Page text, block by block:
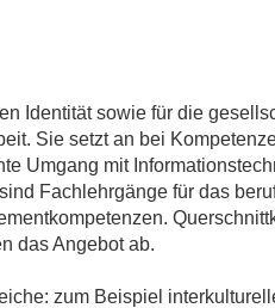
Identität sowie für die
Sie setzt an bei
Umgang mit
Fachlehrgänge für das
das Angebot ab.
zum Beispiel